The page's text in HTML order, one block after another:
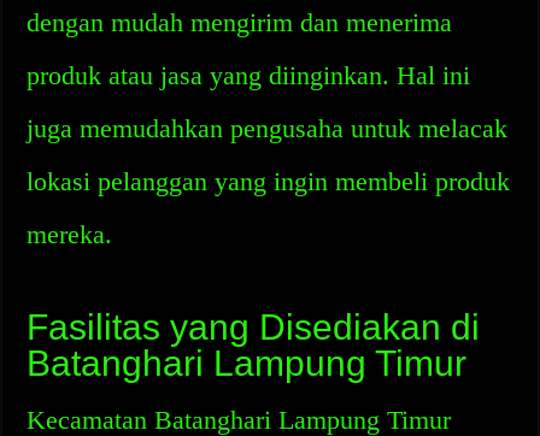
dengan mudah mengirim dan menerima
produk atau jasa yang diinginkan. Hal ini
juga memudahkan pengusaha untuk melacak
lokasi pelanggan yang ingin membeli produk
mereka.
Fasilitas yang Disediakan di
Batanghari Lampung Timur
Kecamatan Batanghari Lampung Timur